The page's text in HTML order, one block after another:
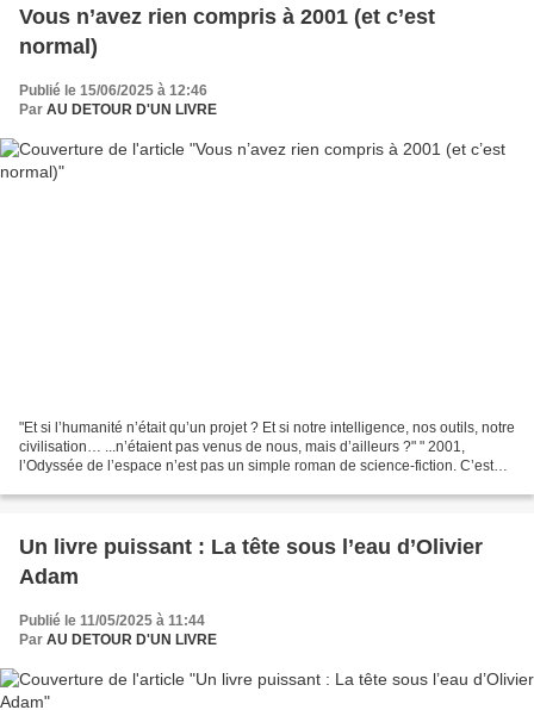
Vous n’avez rien compris à 2001 (et c’est
normal)
Publié le 15/06/2025 à 12:46
Par AU DETOUR D'UN LIVRE
"Et si l’humanité n’était qu’un projet ? Et si notre intelligence, nos outils, notre
civilisation… ...n’étaient pas venus de nous, mais d’ailleurs ?" " 2001,
l’Odyssée de l’espace n’est pas un simple roman de science-fiction. C’est
Un livre puissant : La tête sous l’eau d’Olivier
Adam
Publié le 11/05/2025 à 11:44
Par AU DETOUR D'UN LIVRE